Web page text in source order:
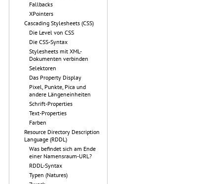
Fallbacks
XPointers
Cascading Stylesheets (CSS)
Die Level von CSS
Die CSS-Syntax
Stylesheets mit XML-
Dokumenten verbinden
Selektoren
Das Property Display
Pixel, Punkte, Pica und
andere Längeneinheiten
Schrift-Properties
Text-Properties
Farben
Resource Directory Description
Language (RDDL)
Was befindet sich am Ende
einer Namensraum-URL?
RDDL-Syntax
Typen (Natures)